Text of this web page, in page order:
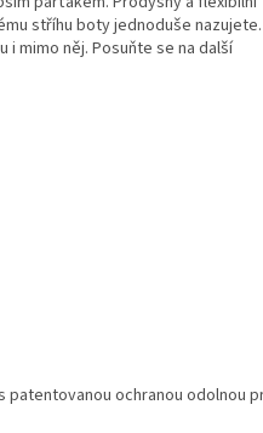
stříhu boty jednoduše nazujete.
mimo něj. Posuňte se na další
patentovanou ochranou odolnou